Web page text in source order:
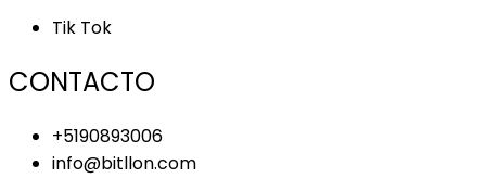
Tik Tok
CONTACTO
+5190893006
info@bitllon.com